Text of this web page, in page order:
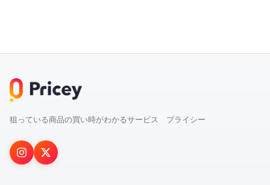
狙っている商品の買い時がわかるサービス プライシー